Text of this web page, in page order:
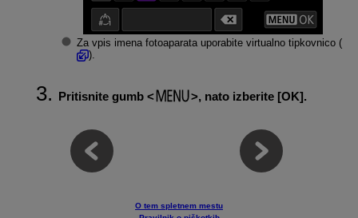
Za vpis imena fotoaparata uporabite virtualno tipkovnico (
).
Pritisnite gumb , nato izberite [OK].
O tem spletnem mestu